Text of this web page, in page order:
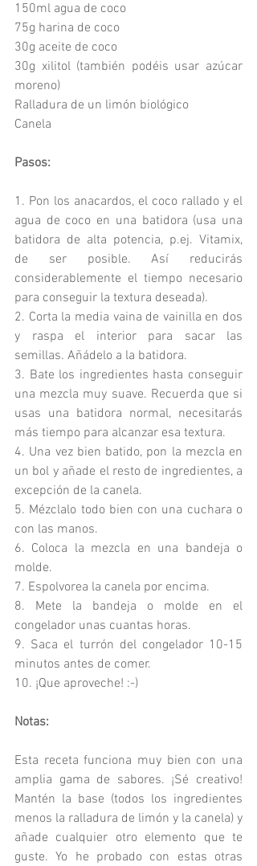
150ml agua de coco
75g harina de coco
30g aceite de coco
30g xilitol (también podéis usar azúcar
moreno)
Ralladura de un limón biológico
Canela
Pasos:
1. Pon los anacardos, el coco rallado y el
agua de coco en una batidora (usa una
batidora de alta potencia, p.ej. Vitamix,
de ser posible. Así reducirás
considerablemente el tiempo necesario
para conseguir la textura deseada).
2. Corta la media vaina de vainilla en dos
y raspa el interior para sacar las
semillas. Añádelo a la batidora.
3. Bate los ingredientes hasta conseguir
una mezcla muy suave. Recuerda que si
usas una batidora normal, necesitarás
más tiempo para alcanzar esa textura.
4. Una vez bien batido, pon la mezcla en
un bol y añade el resto de ingredientes, a
excepción de la canela.
5. Mézclalo todo bien con una cuchara o
con las manos.
6. Coloca la mezcla en una bandeja o
molde.
7. Espolvorea la canela por encima.
8. Mete la bandeja o molde en el
congelador unas cuantas horas.
9. Saca el turrón del congelador 10-15
minutos antes de comer.
10. ¡Que aproveche! :-)
Notas:
Esta receta funciona muy bien con una
amplia gama de sabores. ¡Sé creativo!
Mantén la base (todos los ingredientes
menos la ralladura de limón y la canela) y
añade cualquier otro elemento que te
guste. Yo he probado con estas otras